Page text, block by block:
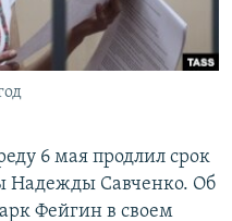
6 мая продлил срок
Надежды Савченко. Об
Фейгин в своем